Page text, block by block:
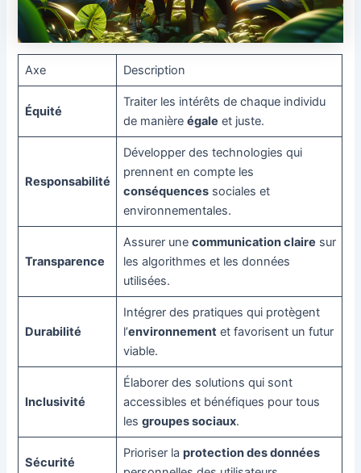
Axe Description
Équité
Traiter les intérêts de chaque individu
de manière égale et juste.
Responsabilité
Développer des technologies qui
prennent en compte les
conséquencessociales et
environnementales.
Transparence
Assurer une communication claire sur
les algorithmes et les données
utilisées.
Durabilité
Intégrer des pratiques qui protègent
l’environnementet favorisent un futur
viable.
Inclusivité
Élaborer des solutions qui sont
accessibles et bénéfiques pour tous
les groupes sociaux.
Sécurité
Prioriser la protection des données